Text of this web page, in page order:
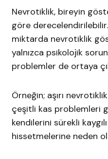
Nevrotiklik, bireyin
göre
miktarda nevrotiklik
yalnızca psikolojik
problemler de ortaya
Örneğin; aşırı
çeşitli kas problemleri
kendilerini sürekli
hissetmelerine neden